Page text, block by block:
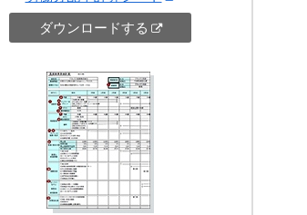
ダウンロードする